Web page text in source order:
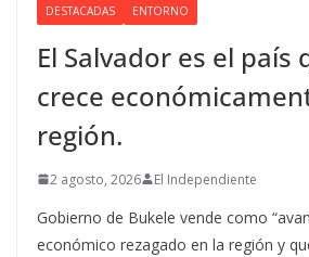
DESTACADAS ENTORNO
El Salvador es el país
crece
región.
2 agosto, 2026 El Independiente
Gobierno de Bukele vende como
económico rezagado en la región y